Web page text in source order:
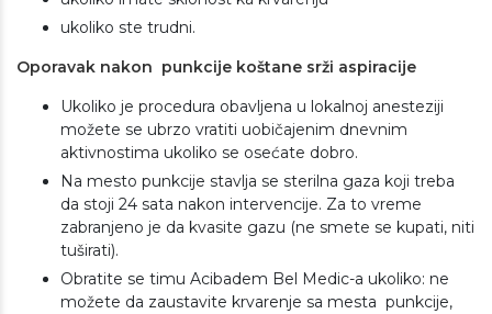
ukoliko ste trudni.
Oporavak nakon punkcije koštane srži aspiracije
Ukoliko je procedura obavljena u lokalnoj anesteziji
možete se ubrzo vratiti uobičajenim dnevnim
aktivnostima ukoliko se osećate dobro.
Na mesto punkcije stavlja se sterilna gaza koji treba
da stoji 24 sata nakon intervencije. Za to vreme
zabranjeno je da kvasite gazu (ne smete se kupati, niti
tuširati).
Obratite se timu Acibadem Bel Medic-a ukoliko: ne
možete da zaustavite krvarenje sa mesta punkcije,